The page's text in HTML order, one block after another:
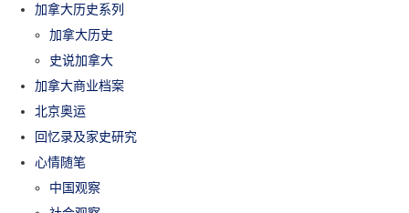
加拿大历史系列
加拿大历史
史说加拿大
加拿大商业档案
北京奥运
回忆录及家史研究
心情随笔
中国观察